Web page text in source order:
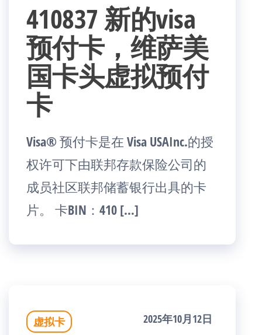
410837 新的visa
预付卡，维萨美
国卡头虚拟预付
卡
Visa® 预付卡是在 Visa USAInc.的授
权许可下由联邦存款保险公司的
成员社区联邦储蓄银行出具的卡
片。 卡BIN：410 […]
虚拟卡 2025年10月12日